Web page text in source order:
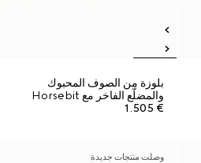
بلوزة من الصوف المحبوك
والمضلّع الفاخر مع Horsebit
€ 1.505
وصلت منتجات جديدة